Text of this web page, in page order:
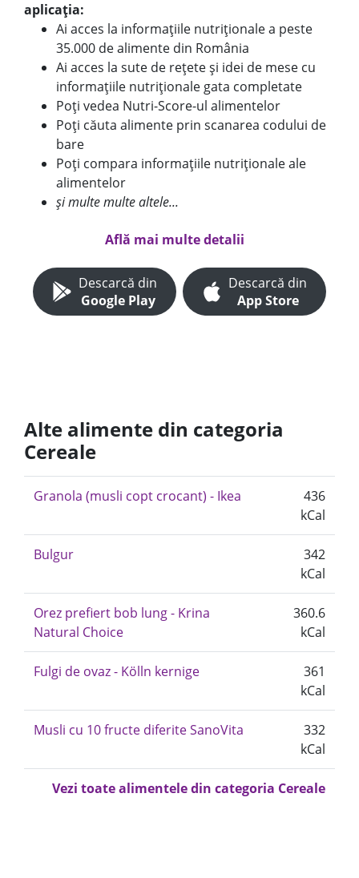
aplicația:
Ai acces la informațiile nutriționale a peste
35.000 de alimente din România
Ai acces la sute de rețete și idei de mese cu
informațiile nutriționale gata completate
Poți vedea Nutri-Score-ul alimentelor
Poți căuta alimente prin scanarea codului de
bare
Poți compara informațiile nutriționale ale
alimentelor
și multe multe altele...
Află mai multe detalii
Descarcă din
Google Play
Descarcă din
App Store
Alte alimente din categoria
Cereale
Granola (musli copt crocant) - Ikea
436
kCal
Bulgur
342
kCal
Orez prefiert bob lung - Krina
Natural Choice
360.6
kCal
Fulgi de ovaz - Kölln kernige
361
kCal
Musli cu 10 fructe diferite SanoVita
332
kCal
Vezi toate alimentele din categoria Cereale